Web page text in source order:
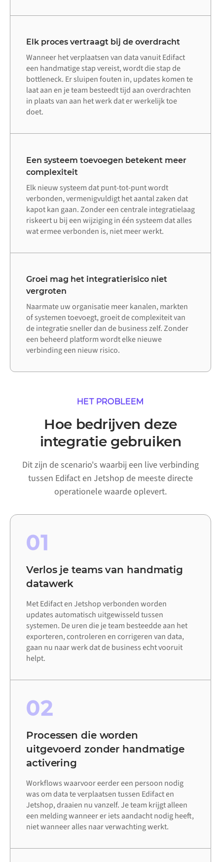
Elk proces vertraagt bij de overdracht
Wanneer het verplaatsen van data vanuit Edifact
een handmatige stap vereist, wordt die stap de
bottleneck. Er sluipen fouten in, updates komen te
laat aan en je team besteedt tijd aan overdrachten
in plaats van aan het werk dat er werkelijk toe
doet.
Een systeem toevoegen betekent meer
complexiteit
Elk nieuw systeem dat punt-tot-punt wordt
verbonden, vermenigvuldigt het aantal zaken dat
kapot kan gaan. Zonder een centrale integratielaag
riskeert u bij een wijziging in één systeem dat alles
wat ermee verbonden is, niet meer werkt.
Groei mag het integratierisico niet
vergroten
Naarmate uw organisatie meer kanalen, markten
of systemen toevoegt, groeit de complexiteit van
de integratie sneller dan de business zelf. Zonder
een beheerd platform wordt elke nieuwe
verbinding een nieuw risico.
HET PROBLEEM
Hoe bedrijven deze
integratie gebruiken
Dit zijn de scenario's waarbij een live verbinding
tussen Edifact en Jetshop de meeste directe
operationele waarde oplevert.
01
Verlos je teams van handmatig
datawerk
Met Edifact en Jetshop verbonden worden
updates automatisch uitgewisseld tussen
systemen. De uren die je team besteedde aan het
exporteren, controleren en corrigeren van data,
gaan nu naar werk dat de business echt vooruit
helpt.
02
Processen die worden
uitgevoerd zonder handmatige
activering
Workflows waarvoor eerder een persoon nodig
was om data te verplaatsen tussen Edifact en
Jetshop, draaien nu vanzelf. Je team krijgt alleen
een melding wanneer er iets aandacht nodig heeft,
niet wanneer alles naar verwachting werkt.